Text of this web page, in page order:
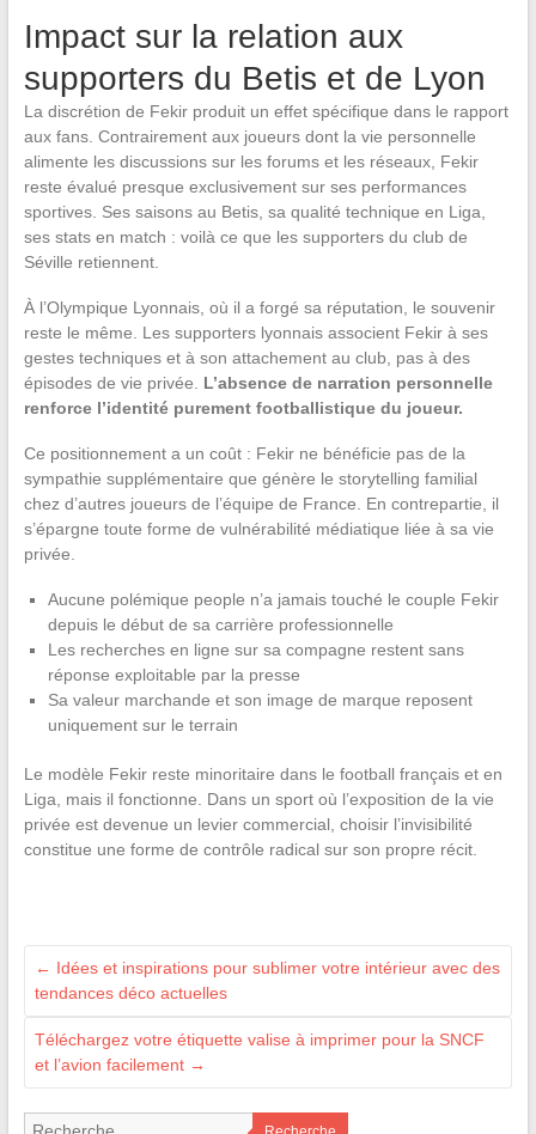
Impact sur la relation aux
supporters du Betis et de Lyon
La discrétion de Fekir produit un effet spécifique dans le rapport
aux fans. Contrairement aux joueurs dont la vie personnelle
alimente les discussions sur les forums et les réseaux, Fekir
reste évalué presque exclusivement sur ses performances
sportives. Ses saisons au Betis, sa qualité technique en Liga,
ses stats en match : voilà ce que les supporters du club de
Séville retiennent.
À l’Olympique Lyonnais, où il a forgé sa réputation, le souvenir
reste le même. Les supporters lyonnais associent Fekir à ses
gestes techniques et à son attachement au club, pas à des
épisodes de vie privée. L’absence de narration personnelle
renforce l’identité purement footballistique du joueur.
Ce positionnement a un coût : Fekir ne bénéficie pas de la
sympathie supplémentaire que génère le storytelling familial
chez d’autres joueurs de l’équipe de France. En contrepartie, il
s’épargne toute forme de vulnérabilité médiatique liée à sa vie
privée.
Aucune polémique people n’a jamais touché le couple Fekir
depuis le début de sa carrière professionnelle
Les recherches en ligne sur sa compagne restent sans
réponse exploitable par la presse
Sa valeur marchande et son image de marque reposent
uniquement sur le terrain
Le modèle Fekir reste minoritaire dans le football français et en
Liga, mais il fonctionne. Dans un sport où l’exposition de la vie
privée est devenue un levier commercial, choisir l’invisibilité
constitue une forme de contrôle radical sur son propre récit.
← Idées et inspirations pour sublimer votre intérieur avec des
tendances déco actuelles
Téléchargez votre étiquette valise à imprimer pour la SNCF
et l’avion facilement →